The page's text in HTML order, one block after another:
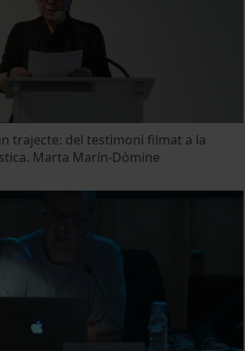
trajecte: del testimoni filmat a la
Marta Marín-Dòmine